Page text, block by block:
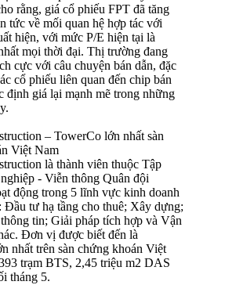
rằng, giá cổ phiếu FPT đã tăng
tức về mối quan hệ hợp tác với
hiện, với mức P/E hiện tại là
mọi thời đại. Thị trường đang
cực với câu chuyện bán dẫn, đặc
cổ phiếu liên quan đến chip bán
định giá lại mạnh mẽ trong những
– TowerCo lớn nhất sàn
Việt Nam
là thành viên thuộc Tập
- Viễn thông Quân đội
động trong 5 lĩnh vực kinh doanh
Đầu tư hạ tầng cho thuê; Xây dựng;
tin; Giải pháp tích hợp và Vận
Đơn vị được biết đến là
nhất trên sàn chứng khoán Việt
trạm BTS, 2,45 triệu m2 DAS
tháng 5.